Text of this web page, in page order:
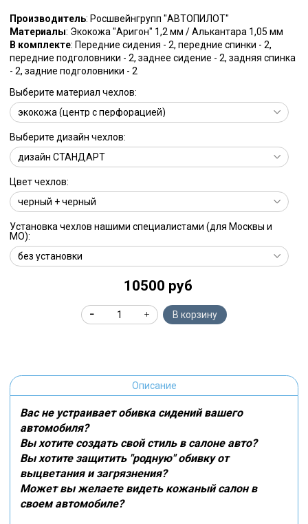
Производитель: Росшвейнгрупп "АВТОПИЛОТ"
Материалы: Экокожа "Аригон" 1,2 мм / Алькантара 1,05 мм
В комплекте: Передние сидения - 2, передние спинки - 2,
передние подголовники - 2, заднее сидение - 2, задняя спинка
- 2, задние подголовники - 2
Выберите материал чехлов:
Выберите дизайн чехлов:
Цвет чехлов:
Установка чехлов нашими специалистами (для Москвы и
МО):
10500 руб
В корзину
Описание
Вас не устраивает обивка сидений вашего
автомобиля?
Вы хотите создать свой стиль в салоне авто?
Вы хотите защитить "родную" обивку от
выцветания и загрязнения?
Может вы желаете видеть кожаный салон в
своем автомобиле?